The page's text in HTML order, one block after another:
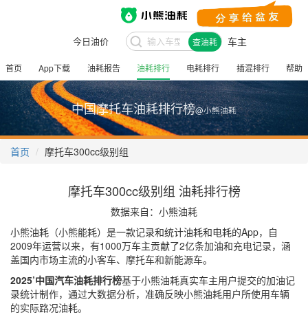
今日油价 查油耗 车主
首页 App下载 油耗报告 油耗排行 电耗排行 插混排行 帮助
中国摩托车油耗排行榜@小熊油耗
首页 摩托车300cc级别组
摩托车300cc级别组 油耗排行榜
数据来自：小熊油耗
小熊油耗（小熊能耗）是一款记录和统计油耗和电耗的App，自
2009年运营以来，有1000万车主贡献了2亿条加油和充电记录，涵
盖国内市场主流的小客车、摩托车和新能源车。
2025’中国汽车油耗排行榜基于小熊油耗真实车主用户提交的加油记
录统计制作，通过大数据分析，准确反映小熊油耗用户所使用车辆
的实际路况油耗。